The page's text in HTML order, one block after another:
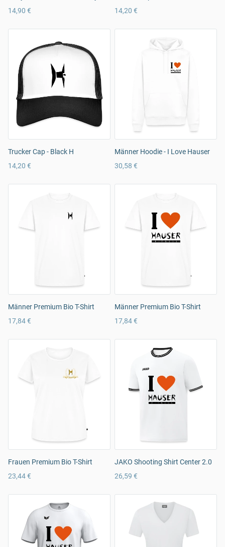
14,90 €
14,20 €
Trucker Cap - Black H
14,20 €
Männer Hoodie - I Love Hauser
30,58 €
Männer Premium Bio T-Shirt
17,84 €
Männer Premium Bio T-Shirt
17,84 €
Frauen Premium Bio T-Shirt
23,44 €
JAKO Shooting Shirt Center 2.0
26,59 €